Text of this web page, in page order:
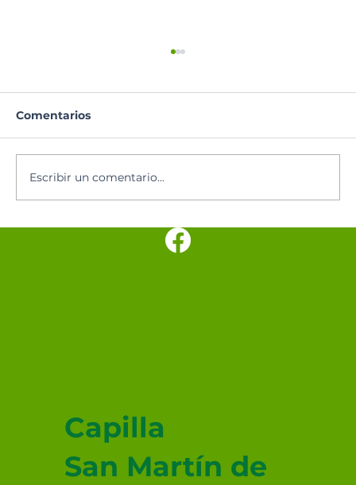
Los cinco minutos del Espíritu
Comentarios
Escribir un comentario...
Capilla
San Martín de